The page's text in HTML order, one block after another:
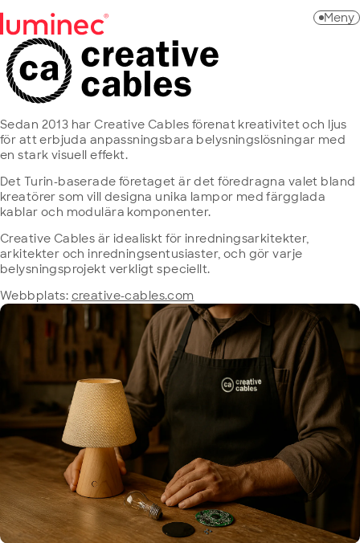
till
innehåll
Luminec
Meny
Sedan 2013 har Creative Cables förenat kreativitet och ljus
för att erbjuda anpassningsbara belysningslösningar med
en stark visuell effekt.
Det Turin-baserade företaget är det föredragna valet bland
kreatörer som vill designa unika lampor med färgglada
kablar och modulära komponenter.
Creative Cables är idealiskt för inredningsarkitekter,
arkitekter och inredningsentusiaster, och gör varje
belysningsprojekt verkligt speciellt.
Webbplats: creative-cables.com